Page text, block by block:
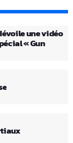
une vidéo
« Gun